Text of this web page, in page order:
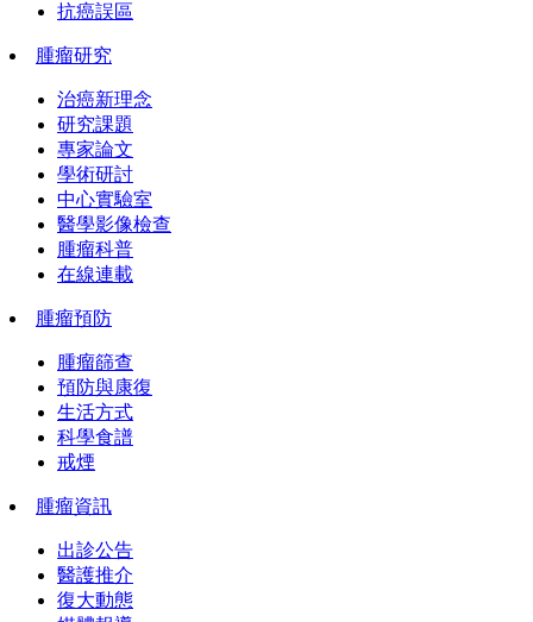
抗癌誤區
腫瘤研究
治癌新理念
研究課題
專家論文
學術研討
中心實驗室
醫學影像檢查
腫瘤科普
在線連載
腫瘤預防
腫瘤篩查
預防與康復
生活方式
科學食譜
戒煙
腫瘤資訊
出診公告
醫護推介
復大動態